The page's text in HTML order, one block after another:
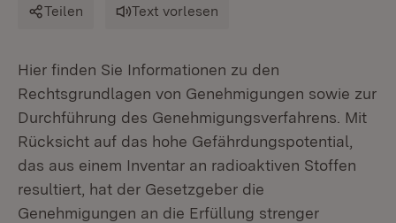
Teilen Text vorlesen
Hier finden Sie Informationen zu den
Rechtsgrundlagen von Genehmigungen sowie zur
Durchführung des Genehmigungsverfahrens. Mit
Rücksicht auf das hohe Gefährdungspotential,
das aus einem Inventar an radioaktiven Stoffen
resultiert, hat der Gesetzgeber die
Genehmigungen an die Erfüllung strenger